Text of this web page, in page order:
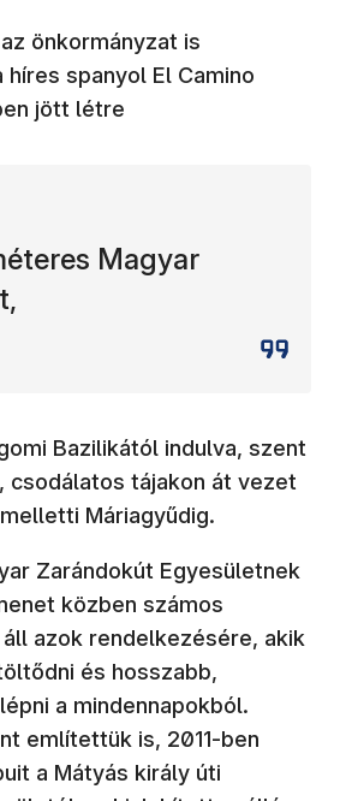
önkormányzat is
spanyol El Camino
jött létre
Magyar
Bazilikától indulva, szent
csodálatos tájakon át vezet
Máriagyűdig.
Zarándokút Egyesületnek
közben számos
azok rendelkezésére, akik
és hosszabb,
a mindennapokból.
említettük is, 2011-ben
a Mátyás király úti